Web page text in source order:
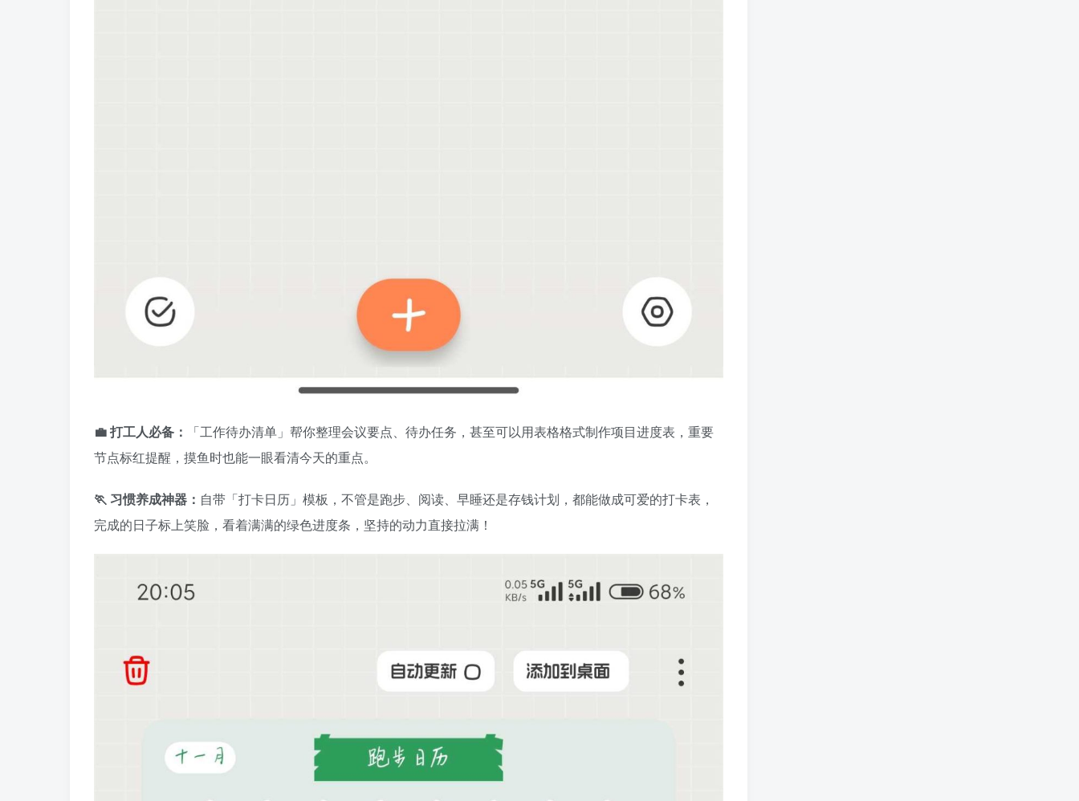
💼 打工人必备：
「工作待办清单」帮你整理会议要点、待办任务，甚至可以用表格格式制作项目进度表，重要
节点标红提醒，摸鱼时也能一眼看清今天的重点。
🏃 习惯养成神器： 自带「打卡日历」模板，不管是跑步、阅读、早睡还是存钱计划，都能做成可爱的打卡表，
完成的日子标上笑脸，看着满满的绿色进度条，坚持的动力直接拉满！